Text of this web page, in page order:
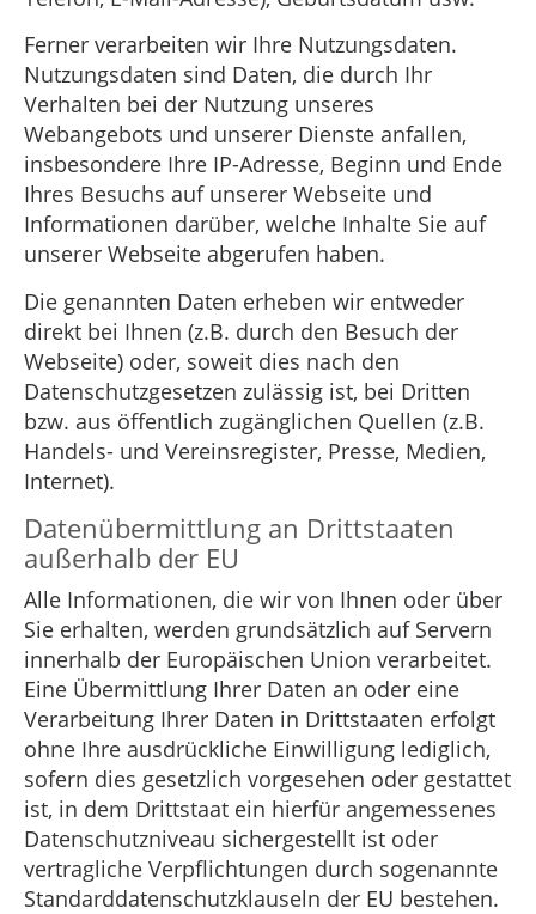
Ferner verarbeiten wir Ihre Nutzungsdaten.
Nutzungsdaten sind Daten, die durch Ihr
Verhalten bei der Nutzung unseres
Webangebots und unserer Dienste anfallen,
insbesondere Ihre IP-Adresse, Beginn und Ende
Ihres Besuchs auf unserer Webseite und
Informationen darüber, welche Inhalte Sie auf
unserer Webseite abgerufen haben.
Die genannten Daten erheben wir entweder
direkt bei Ihnen (z.B. durch den Besuch der
Webseite) oder, soweit dies nach den
Datenschutzgesetzen zulässig ist, bei Dritten
bzw. aus öffentlich zugänglichen Quellen (z.B.
Handels- und Vereinsregister, Presse, Medien,
Internet).
Datenübermittlung an Drittstaaten
außerhalb der EU
Alle Informationen, die wir von Ihnen oder über
Sie erhalten, werden grundsätzlich auf Servern
innerhalb der Europäischen Union verarbeitet.
Eine Übermittlung Ihrer Daten an oder eine
Verarbeitung Ihrer Daten in Drittstaaten erfolgt
ohne Ihre ausdrückliche Einwilligung lediglich,
sofern dies gesetzlich vorgesehen oder gestattet
ist, in dem Drittstaat ein hierfür angemessenes
Datenschutzniveau sichergestellt ist oder
vertragliche Verpflichtungen durch sogenannte
Standarddatenschutzklauseln der EU bestehen.